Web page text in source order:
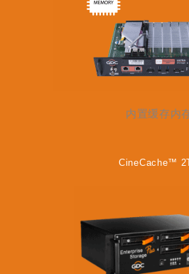
内置缓存内
CineCache™